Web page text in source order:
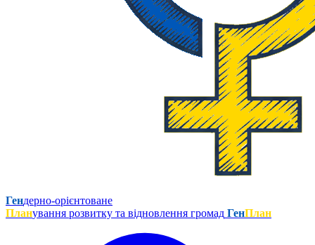
Гендерно-орієнтоване
Планування розвитку та відновлення громад ГенПлан